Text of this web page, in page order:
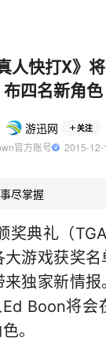
人快打X》
布四名新角色
游迅网 关注
官方账号
2015-
尽掌握
奖典礼（
游戏获奖
独家新情
Boon将会
。